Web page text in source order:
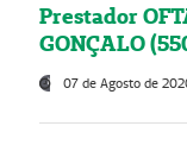
Prestador
GONÇALO
07 de Agosto de